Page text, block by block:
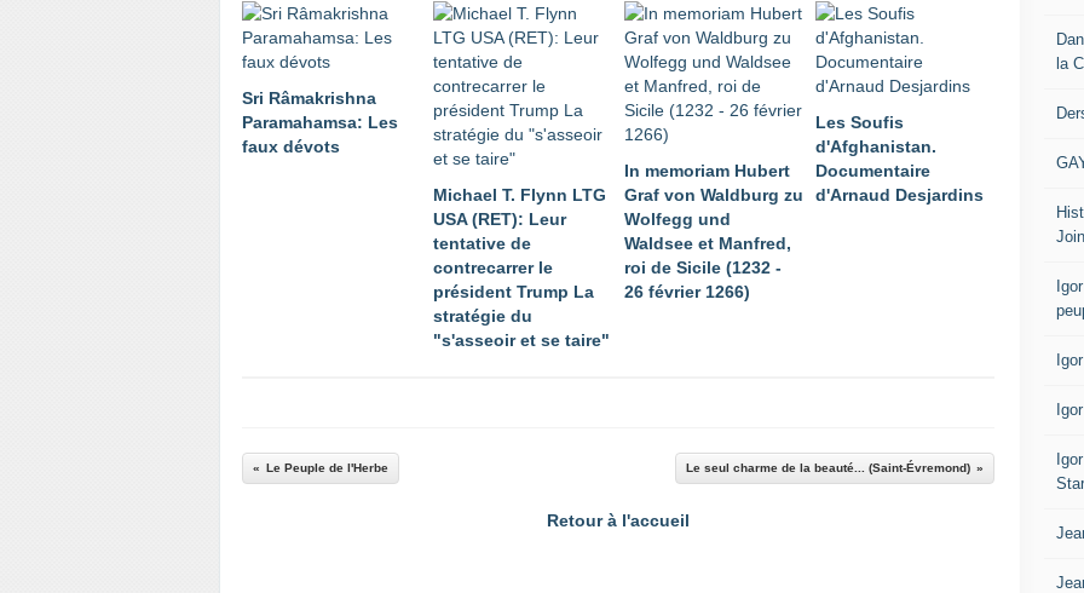
Sri Râmakrishna
Paramahamsa: Les
faux dévots
Michael T. Flynn LTG
USA (RET): Leur
tentative de
contrecarrer le
président Trump La
stratégie du
"s'asseoir et se taire"
In memoriam Hubert
Graf von Waldburg zu
Wolfegg und
Waldsee et Manfred,
roi de Sicile (1232 -
26 février 1266)
Les Soufis
d'Afghanistan.
Documentaire
d'Arnaud Desjardins
Le Peuple de l'Herbe Le seul charme de la beauté... (Saint-Évremond)
Retour à l'accueil
la